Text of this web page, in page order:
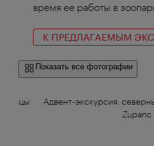
время ее работы в
К ПРЕДЛАГАЕМЫМ
Показать все фотографии
овцы Адвент-экскурсия:
Zupanc